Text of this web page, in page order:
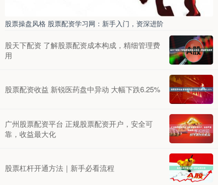
股票操盘风格 股票配资学习网：新手入门，资深进阶
股天下配资 了解股票配资成本构成，精细管理费
用
股票配资收益 新锐医药盘中异动 大幅下跌6.25%
广州股票配资平台 正规股票配资开户，安全可
靠，收益最大化
股票杠杆开通方法｜新手必看流程